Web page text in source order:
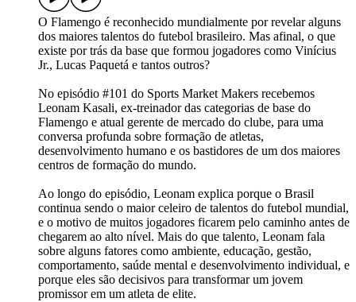
O Flamengo é reconhecido mundialmente por revelar alguns
dos maiores talentos do futebol brasileiro. Mas afinal, o que
existe por trás da base que formou jogadores como Vinícius
Jr., Lucas Paquetá e tantos outros?
No episódio #101 do Sports Market Makers recebemos
Leonam Kasali, ex-treinador das categorias de base do
Flamengo e atual gerente de mercado do clube, para uma
conversa profunda sobre formação de atletas,
desenvolvimento humano e os bastidores de um dos maiores
centros de formação do mundo.
Ao longo do episódio, Leonam explica porque o Brasil
continua sendo o maior celeiro de talentos do futebol mundial,
e o motivo de muitos jogadores ficarem pelo caminho antes de
chegarem ao alto nível. Mais do que talento, Leonam fala
sobre alguns fatores como ambiente, educação, gestão,
comportamento, saúde mental e desenvolvimento individual, e
porque eles são decisivos para transformar um jovem
promissor em um atleta de elite.